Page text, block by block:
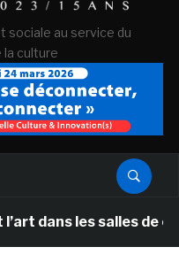
sociale au service du
la culture
les salles de classe